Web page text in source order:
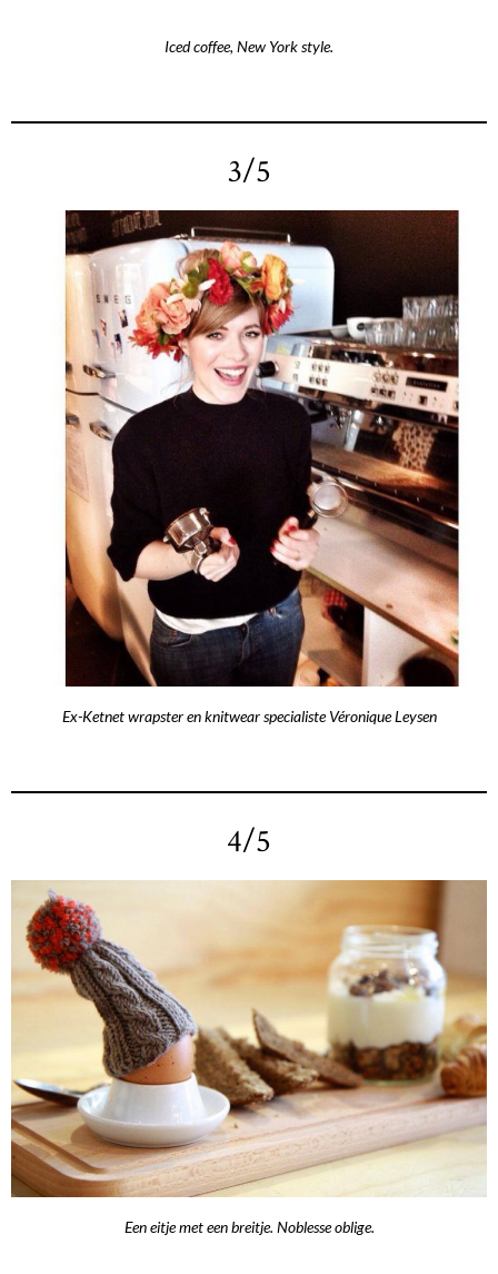
Iced coffee, New York style.
3/5
Ex-Ketnet wrapster en knitwear specialiste Véronique Leysen
4/5
Een eitje met een breitje. Noblesse oblige.